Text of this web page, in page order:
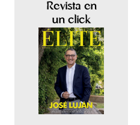
Revista en
un click